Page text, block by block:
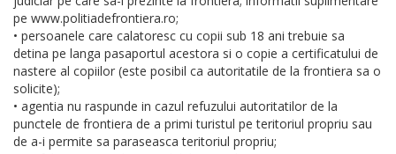
pe www.politiadefrontiera.ro;
• persoanele care calatoresc cu copii sub 18 ani trebuie sa
detina pe langa pasaportul acestora si o copie a certificatului de
nastere al copiilor (este posibil ca autoritatile de la frontiera sa o
solicite);
• agentia nu raspunde in cazul refuzului autoritatilor de la
punctele de frontiera de a primi turistul pe teritoriul propriu sau
de a-i permite sa paraseasca teritoriul propriu;